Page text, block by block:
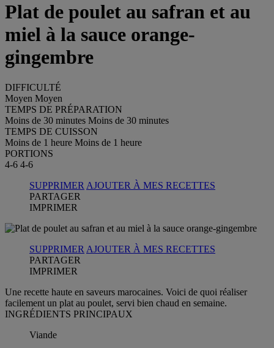
Plat de poulet au safran et au
miel à la sauce orange-
gingembre
DIFFICULTÉ
Moyen Moyen
TEMPS DE PRÉPARATION
Moins de 30 minutes Moins de 30 minutes
TEMPS DE CUISSON
Moins de 1 heure Moins de 1 heure
PORTIONS
4-6 4-6
SUPPRIMER AJOUTER À MES RECETTES
PARTAGER
IMPRIMER
SUPPRIMER AJOUTER À MES RECETTES
PARTAGER
IMPRIMER
Une recette haute en saveurs marocaines. Voici de quoi réaliser
facilement un plat au poulet, servi bien chaud en semaine.
INGRÉDIENTS PRINCIPAUX
Viande